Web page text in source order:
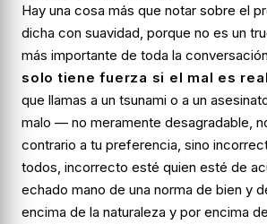
Hay una cosa más que notar sobre el
dicha con suavidad, porque no es un
más importante de toda la
solo tiene fuerza si el mal es
que llamas a un tsunami o a un
malo — no meramente desagradable,
contrario a tu preferencia, sino
todos, incorrecto esté quien esté de
echado mano de una norma de bien y
encima de la naturaleza y por encima